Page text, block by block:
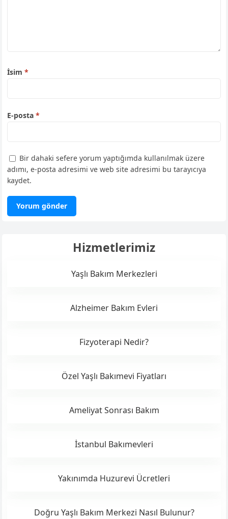
İsim*
E-posta*
Bir dahaki sefere yorum yaptığımda kullanılmak üzere
adımı, e-posta adresimi ve web site adresimi bu tarayıcıya
kaydet.
Hizmetlerimiz
Yaşlı Bakım Merkezleri
Alzheimer Bakım Evleri
Fizyoterapi Nedir?
Özel Yaşlı Bakımevi Fiyatları
Ameliyat Sonrası Bakım
İstanbul Bakımevleri
Yakınımda Huzurevi Ücretleri
Doğru Yaşlı Bakım Merkezi Nasıl Bulunur?